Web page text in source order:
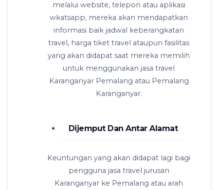
melalui website, telepon atau aplikasi
wkatsapp, mereka akan mendapatkan
informasi baik jadwal keberangkatan
travel, harga tiket travel ataupun fasilitas
yang akan didapat saat mereka memilih
untuk menggunakan jasa travel
Karanganyar Pemalang atau Pemalang
Karanganyar.
Dijemput Dan Antar Alamat
Keuntungan yang akan didapat lagi bagi
pengguna jasa travel jurusan
Karanganyar ke Pemalang atau arah